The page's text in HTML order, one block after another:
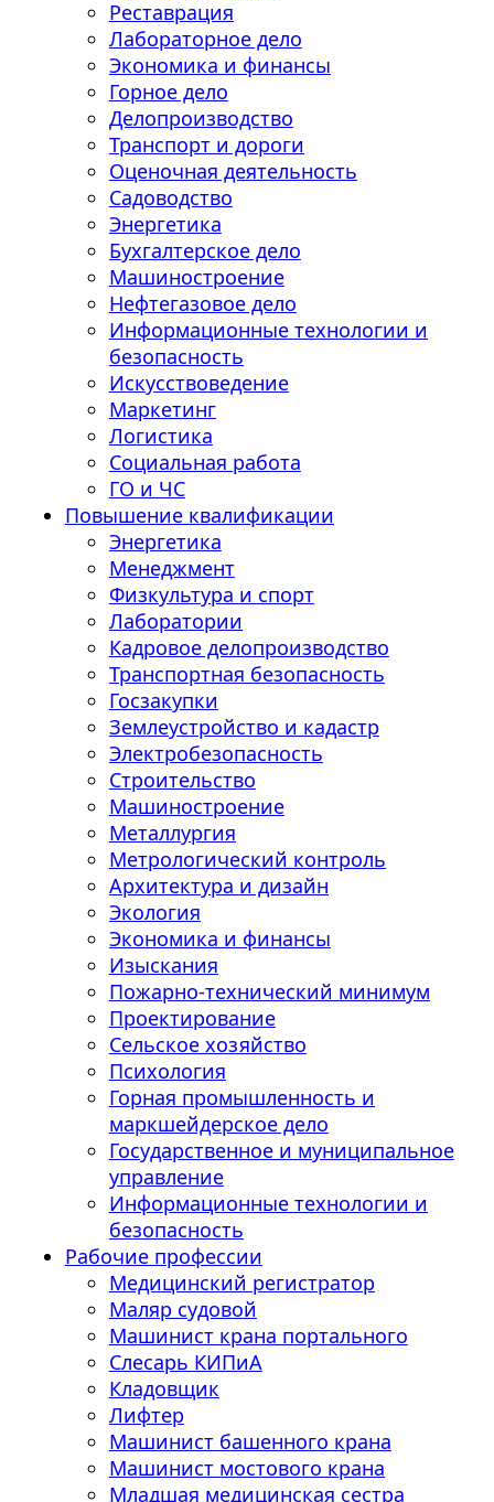
Реставрация
Лабораторное дело
Экономика и финансы
Горное дело
Делопроизводство
Транспорт и дороги
Оценочная деятельность
Садоводство
Энергетика
Бухгалтерское дело
Машиностроение
Нефтегазовое дело
Информационные технологии и
безопасность
Искусствоведение
Маркетинг
Логистика
Социальная работа
ГО и ЧС
Повышение квалификации
Энергетика
Менеджмент
Физкультура и спорт
Лаборатории
Кадровое делопроизводство
Транспортная безопасность
Госзакупки
Землеустройство и кадастр
Электробезопасность
Строительство
Машиностроение
Металлургия
Метрологический контроль
Архитектура и дизайн
Экология
Экономика и финансы
Изыскания
Пожарно-технический минимум
Проектирование
Сельское хозяйство
Психология
Горная промышленность и
маркшейдерское дело
Государственное и муниципальное
управление
Информационные технологии и
безопасность
Рабочие профессии
Медицинский регистратор
Маляр судовой
Машинист крана портального
Слесарь КИПиА
Кладовщик
Лифтер
Машинист башенного крана
Машинист мостового крана
Младшая медицинская сестра